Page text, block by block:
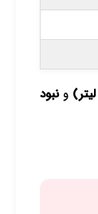
ونبود